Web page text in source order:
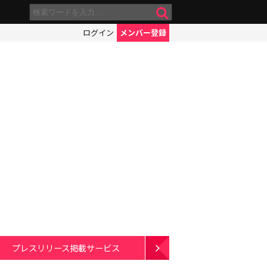
ログイン メンバー登録
プレスリリース掲載サービス